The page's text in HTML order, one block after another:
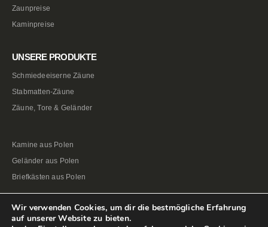
Zaunpreise
Kaminpreise
UNSERE PRODUKTE
Schmiedeeiserne Zäune
Stabmatten-Zäune
Zäune, Tore & Geländer
Kamine aus Polen
Geländer aus Polen
Briefkästen aus Polen
Wir verwenden Cookies, um dir die bestmögliche Erfahrung
auf unserer Website zu bieten.